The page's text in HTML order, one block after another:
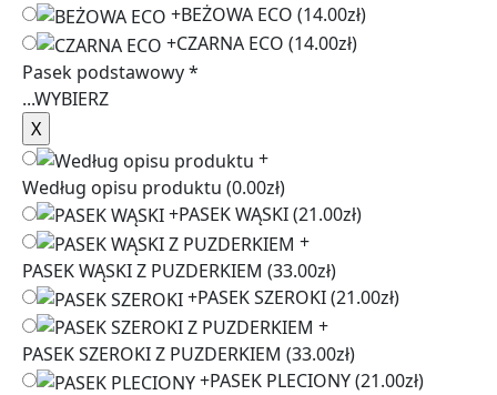
+BEŻOWA ECO (14.00zł)
+CZARNA ECO (14.00zł)
Pasek podstawowy*
...WYBIERZ
+
Według opisu produktu (0.00zł)
+PASEK WĄSKI(21.00zł)
+
PASEK WĄSKI Z PUZDERKIEM (33.00zł)
+PASEK SZEROKI(21.00zł)
+
PASEK SZEROKI Z PUZDERKIEM (33.00zł)
+PASEK PLECIONY(21.00zł)